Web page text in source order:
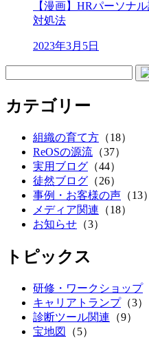
【漫画】HRパーソナ
対処法
2023年3月5日
カテゴリー
組織の育て方 （18）
ReOSの源流 （37）
実用ブログ （44）
徒然ブログ （26）
事例・お客様の声 （13）
メディア関連 （18）
お知らせ （3）
トピックス
研修・ワークショップ
キャリアトランプ（3）
診断ツール関連 （9）
宝地図
（5）